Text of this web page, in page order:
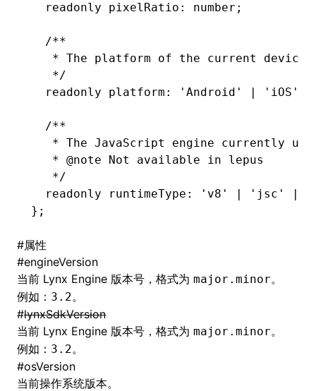
  readonly
pixelRatio : number ;
  /**
   * The platform of the current device.
   */
  readonly
platform : 'Android' | 'iOS'
  /**
* The JavaScript engine currently
   *
@note Not available in lepus
   */
  readonly
runtimeType : 'v8' | 'jsc' |
};
#属性
#engineVersion
当前 Lynx Engine 版本号，格式为 major.minor。
例如： 3.2。
#lynxSdkVersion
当前 Lynx Engine 版本号，格式为 major.minor。
例如： 3.2。
#osVersion
当前操作系统版本。